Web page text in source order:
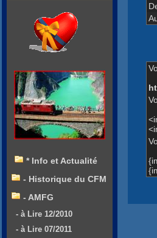
* Info et Actualité
- Historique du CFM
- AMFG
- à Lire 12/2010
- à Lire 07/2011